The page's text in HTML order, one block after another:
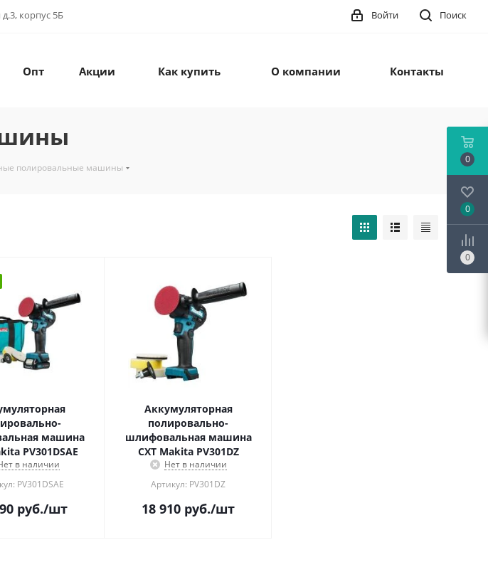
корпус 5Б Поиск
Войти
Опт Акции Как купить О компании Контакты
полировальные машины
машина
PV301DSAE
в наличии
PV301DSAE
руб./шт
Аккумуляторная
полировально-
шлифовальная машина
CXT Makita PV301DZ
Нет в наличии
Артикул: PV301DZ
18 910 руб./шт
0
0
0